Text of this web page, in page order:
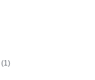
(1કુલ
રેટિંગ્સ
)